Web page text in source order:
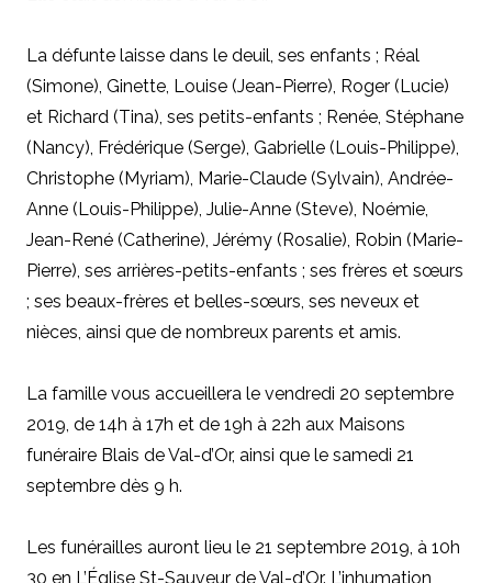
La défunte laisse dans le deuil, ses enfants ; Réal
(Simone), Ginette, Louise (Jean-Pierre), Roger (Lucie)
et Richard (Tina), ses petits-enfants ; Renée, Stéphane
(Nancy), Frédérique (Serge), Gabrielle (Louis-Philippe),
Christophe (Myriam), Marie-Claude (Sylvain), Andrée-
Anne (Louis-Philippe), Julie-Anne (Steve), Noémie,
Jean-René (Catherine), Jérémy (Rosalie), Robin (Marie-
Pierre), ses arrières-petits-enfants ; ses frères et sœurs
; ses beaux-frères et belles-sœurs, ses neveux et
nièces, ainsi que de nombreux parents et amis.
La famille vous accueillera le vendredi 20 septembre
2019, de 14h à 17h et de 19h à 22h aux Maisons
funéraire Blais de Val-d’Or, ainsi que le samedi 21
septembre dès 9 h.
Les funérailles auront lieu le 21 septembre 2019, à 10h
30 en L’Église St-Sauveur de Val-d’Or. L’inhumation